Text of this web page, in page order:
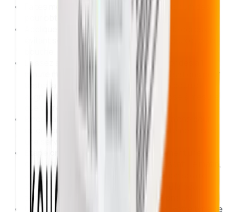
Faites mousser le savon entre vos mains humides
pour obtenir une mousse onctueuse.
Appliquez délicatement sur le visage et le corps en
évitant soigneusement le contour des yeux et de la
Laissez agir la mousse pendant 30 secondes à 1
minute maximum lors des premières utilisations pour
tester la tolérance de votre peau. Vous pourrez
augmenter légèrement ce temps de pose à mesure
que votre peau s'habitue aux actifs.
Rincez abondamment à l'eau tiède ou fraîche pour
refermer les pores, puis séchez délicatement avec
une serviette propre en tapotant.
Appliquez immédiatement une
crème hydratante ou un sérum nourrissant. Le matin,
appliquez impérativement une protection solaire
(SPF 30 ou plus), car l'acide kojique rend la peau
temporairement plus sensible aux rayons UV.
Utilisez le savon 1 à 2 fois par jour selon votre type de